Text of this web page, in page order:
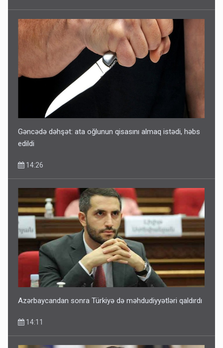
Gəncədə dəhşət: ata oğlunun qisasını almaq istədi, həbs
edildi
14:26
Azərbaycandan sonra Türkiyə də məhdudiyyətləri qaldırdı
14:11